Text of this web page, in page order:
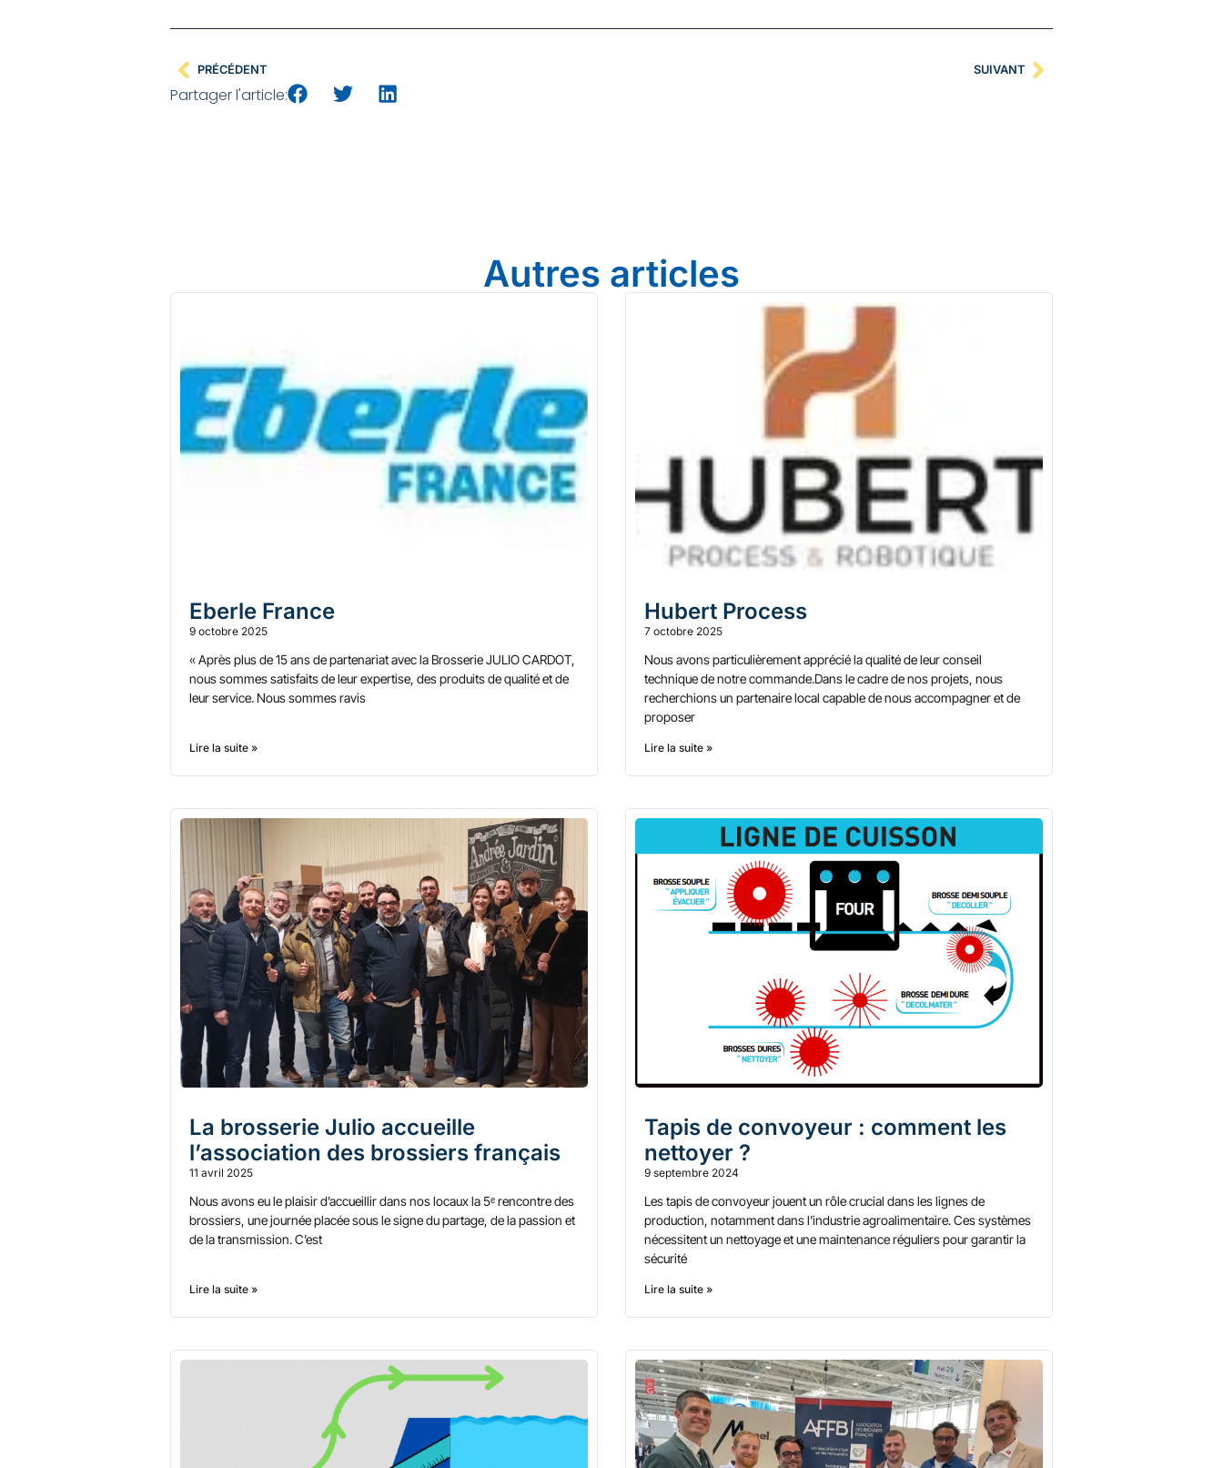
PRÉCÉDENT SUIVANT
Partager l'article:
Autres articles
Eberle France
9 octobre 2025
« Après plus de 15 ans de partenariat avec la Brosserie JULIO CARDOT,
nous sommes satisfaits de leur expertise, des produits de qualité et de
leur service. Nous sommes ravis
Lire la suite »
Hubert Process
7 octobre 2025
Nous avons particulièrement apprécié la qualité de leur conseil
technique de notre commande.Dans le cadre de nos projets, nous
recherchions un partenaire local capable de nous accompagner et de
proposer
Lire la suite »
La brosserie Julio accueille
l’association des brossiers français
11 avril 2025
Nous avons eu le plaisir d’accueillir dans nos locaux la 5ᵉ rencontre des
brossiers, une journée placée sous le signe du partage, de la passion et
de la transmission. C’est
Lire la suite »
Tapis de convoyeur : comment les
nettoyer ?
9 septembre 2024
Les tapis de convoyeur jouent un rôle crucial dans les lignes de
production, notamment dans l’industrie agroalimentaire. Ces systèmes
nécessitent un nettoyage et une maintenance réguliers pour garantir la
sécurité
Lire la suite »